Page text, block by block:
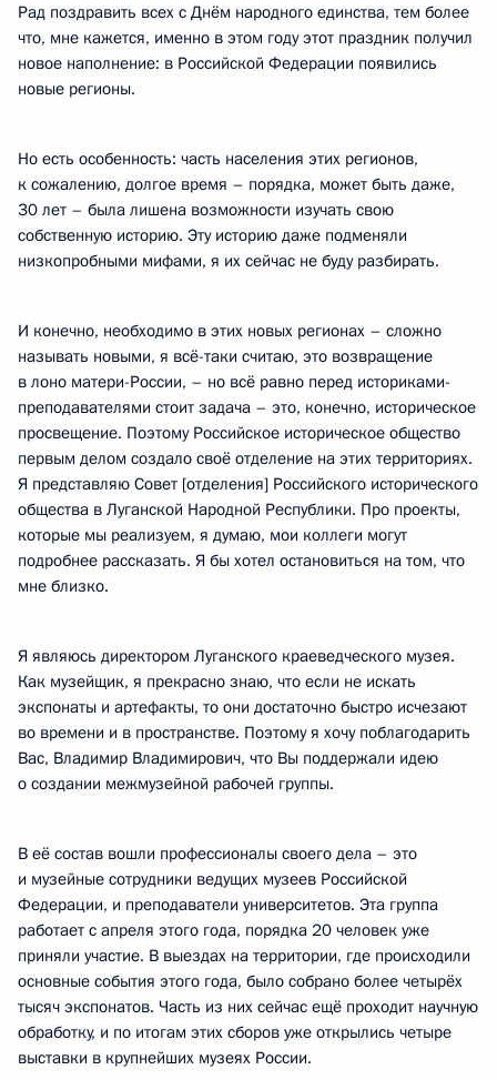
Рад поздравить всех с Днём народного единства, тем более
что, мне кажется, именно в этом году этот праздник получил
новое наполнение: в Российской Федерации появились
новые регионы.
Но есть особенность: часть населения этих регионов,
к сожалению, долгое время – порядка, может быть даже,
30 лет – была лишена возможности изучать свою
собственную историю. Эту историю даже подменяли
низкопробными мифами, я их сейчас не буду разбирать.
И конечно, необходимо в этих новых регионах – сложно
называть новыми, я всё-таки считаю, это возвращение
в лоно матери-России, – но всё равно перед историками-
преподавателями стоит задача – это, конечно, историческое
просвещение. Поэтому Российское историческое общество
первым делом создало своё отделение на этих территориях.
Я представляю Совет [отделения] Российского исторического
общества в Луганской Народной Республики. Про проекты,
которые мы реализуем, я думаю, мои коллеги могут
подробнее рассказать. Я бы хотел остановиться на том, что
мне близко.
Я являюсь директором Луганского краеведческого музея.
Как музейщик, я прекрасно знаю, что если не искать
экспонаты и артефакты, то они достаточно быстро исчезают
во времени и в пространстве. Поэтому я хочу поблагодарить
Вас, Владимир Владимирович, что Вы поддержали идею
о создании межмузейной рабочей группы.
В её состав вошли профессионалы своего дела – это
и музейные сотрудники ведущих музеев Российской
Федерации, и преподаватели университетов. Эта группа
работает с апреля этого года, порядка 20 человек уже
приняли участие. В выездах на территории, где происходили
основные события этого года, было собрано более четырёх
тысяч экспонатов. Часть из них сейчас ещё проходит научную
обработку, и по итогам этих сборов уже открылись четыре
выставки в крупнейших музеях России.